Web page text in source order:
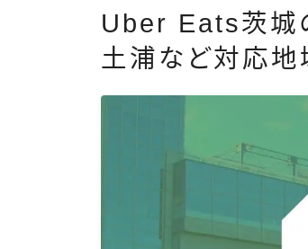
配達
配達
Uber Eats茨城
土浦など対応